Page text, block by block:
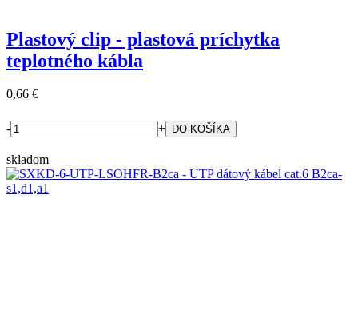
Plastový clip - plastová príchytka
teplotného kábla
0,66 €
- +
skladom